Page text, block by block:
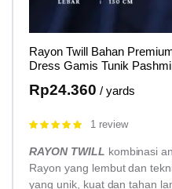
Rayon Twill Bahan
Dress Gamis Tunik
Rp24.360 / yards
Rated
1 review
RAYON TWILL kombinasi
Rayon yang lembut dan
yang unik, kuat dan tahan